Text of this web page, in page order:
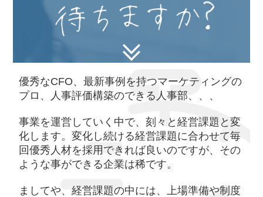
優秀なCFO、最新事例を持つマーケティングの
プロ、人事評価構築のできる人事部、、、
事業を運営していく中で、刻々と経営課題と変
化します。変化し続ける経営課題に合わせて毎
回優秀人材を採用できれば良いのですが、その
ような事ができる企業は稀です。
ましてや、経営課題の中には、上場準備や制度